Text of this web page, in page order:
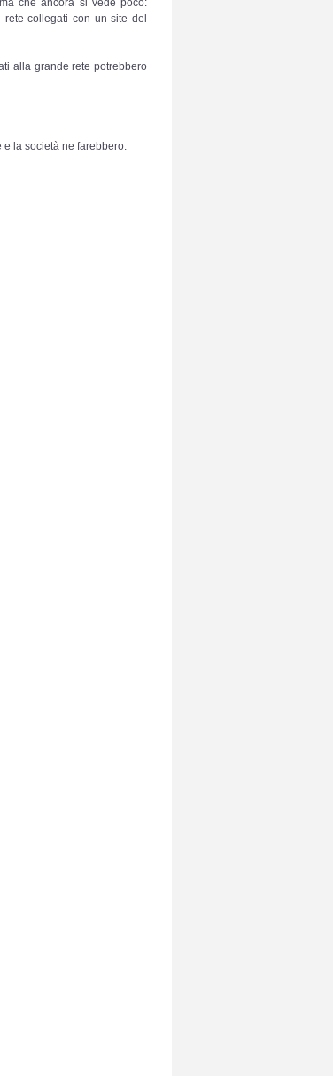
rete collegati con un site del
alla grande rete potrebbero
la società ne farebbero.